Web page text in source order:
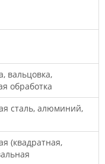
вальцовка,
обработка
сталь, алюминий,
(квадратная,